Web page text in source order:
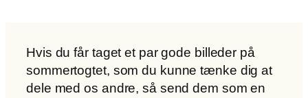
Hvis du får taget et par gode billeder på
sommertogtet, som du kunne tænke dig at
dele med os andre, så send dem som en